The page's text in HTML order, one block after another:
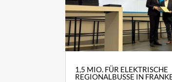
1,5 MIO. FÜR ELEKTRISCHE
REGIONALBUSSE IN